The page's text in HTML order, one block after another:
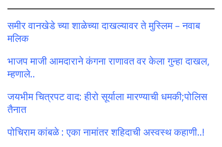
समीर वानखेडे च्या शाळेच्या दाखल्यावर ते मुस्लिम – नवाब
मलिक
भाजप माजी आमदाराने कंगना राणावत वर केला गुन्हा दाखल,
म्हणाले..
जयभीम चित्रपट वाद: हीरो सूर्याला मारण्याची धमकी;पोलिस
तैनात
पोचिराम कांबळे : एका नामांतर शहिदाची अस्वस्थ कहाणी..!